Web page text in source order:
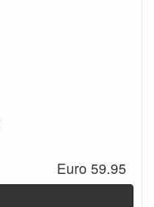
Euro 59.95